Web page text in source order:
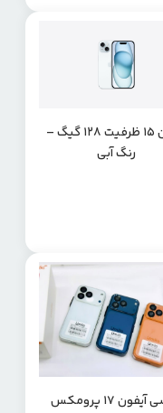
آیفون ۱۵ ظرفیت ۱۲۸ گیگ –
رنگ آبی
گوشی آیفون 17 پرومکس